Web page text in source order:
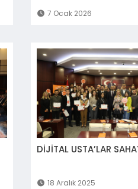
7 Ocak 2026
DİJİTAL USTA’LAR
18 Aralık 2025